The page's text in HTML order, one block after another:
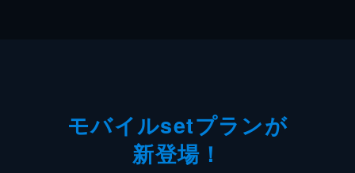
モバイルsetプランが
新登場！